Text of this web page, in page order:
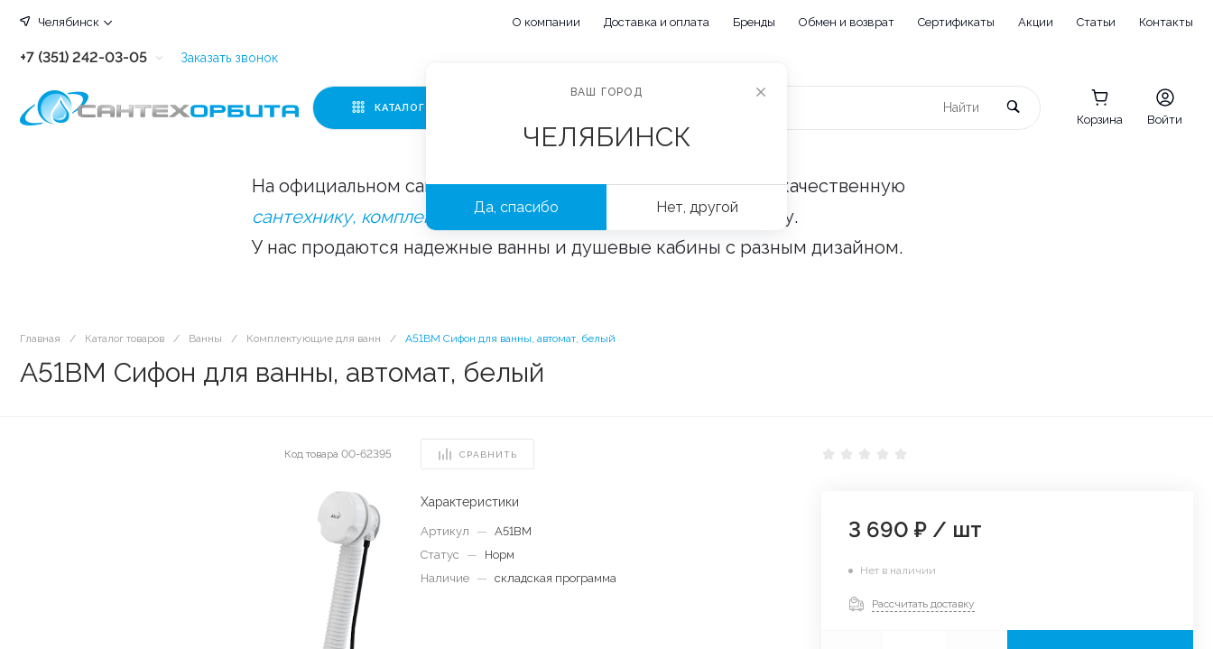
Челябинск О компании Доставка и оплата Бренды Обмен и возврат Сертификаты Акции Статьи Контакты
+7 (351) 242-03-05
+7 (351) 242-03-63
Заказать звонок
КАТАЛОГ
Корзина Войти
На официальном сайте «Сантехорбита» вы можете купить качественную
сантехнику, комплектующие и аксессуары
оптом и в розницу.
У нас продаются надежные ванны и душевые кабины с разным дизайном.
Главная / Каталог товаров / Ванны / Комплектующие для ванн / A51BМ Сифон для ванны, автомат, белый
A51BМ Сифон для ванны, автомат, белый
Код товара 00-62395 СРАВНИТЬ
Характеристики
Артикул — А51BМ
Статус
—
Норм
Наличие
— складская программа
3 690 ₽ / шт
Нет в наличии
Рассчитать доставку
ВАШ ГОРОД
ЧЕЛЯБИНСК
Да, спасибо Нет, другой